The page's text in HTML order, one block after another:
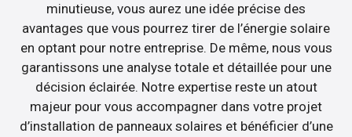
minutieuse, vous aurez une idée précise des
avantages que vous pourrez tirer de l’énergie solaire
en optant pour notre entreprise. De même, nous vous
garantissons une analyse totale et détaillée pour une
décision éclairée. Notre expertise reste un atout
majeur pour vous accompagner dans votre projet
d’installation de panneaux solaires et bénéficier d’une